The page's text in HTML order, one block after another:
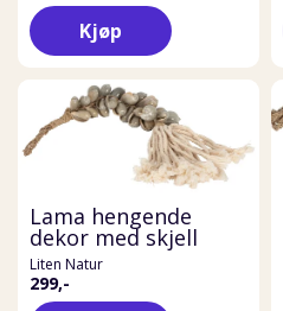
Kjøp
Lama hengende
dekor med skjell
Liten Natur
299,-